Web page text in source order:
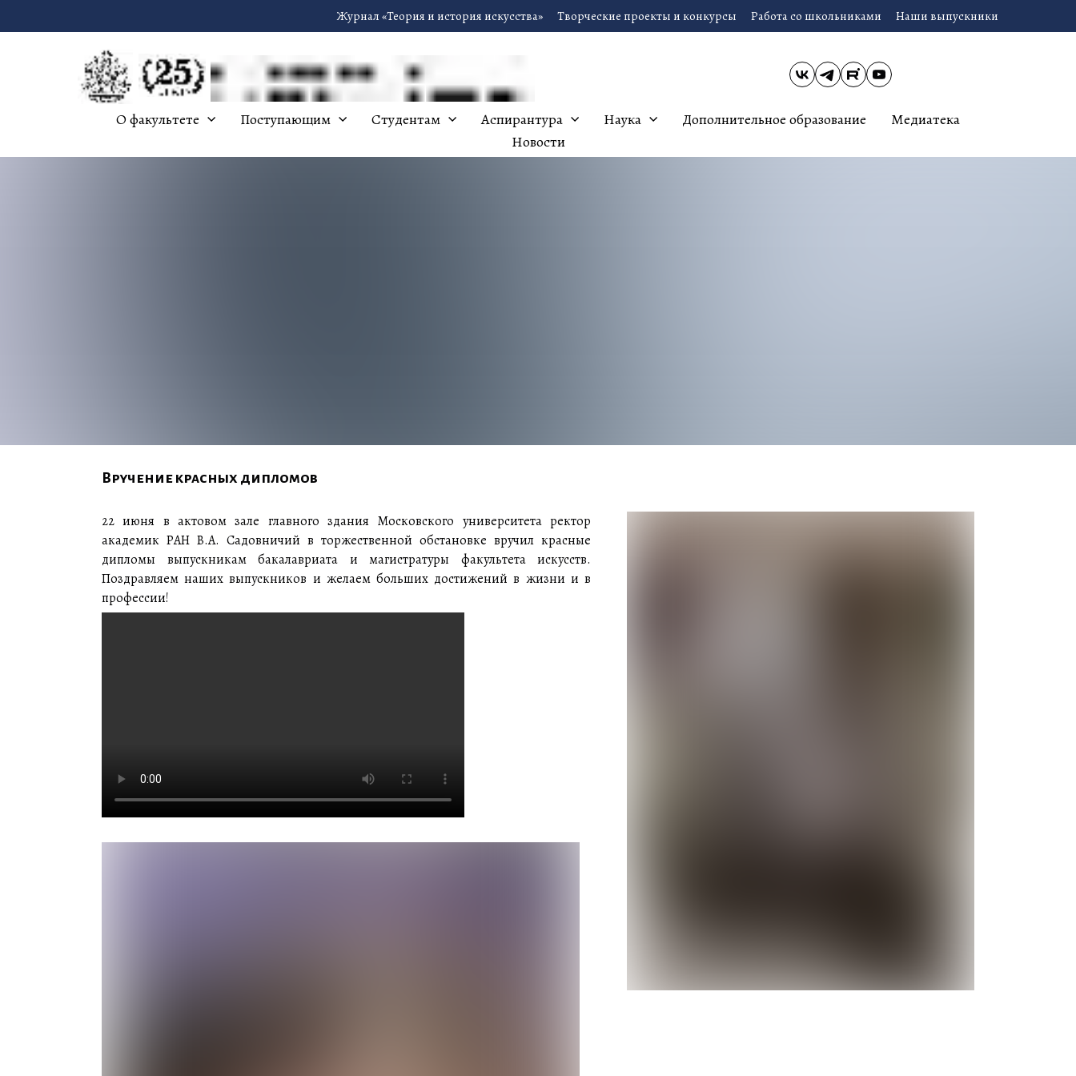
Журнал «Теория и история искусства» Творческие проекты и конкурсы Работа со школьниками Наши выпускники
О факультете Поступающим Студентам Аспирантура Наука Дополнительное образование
Медиатека
Новости
22 июня в актовом зале главного здания Московского университета ректор
академик РАН В.А. Садовничий в торжественной обстановке вручил красные
дипломы выпускникам бакалавриата и магистратуры факультета искусств.
Поздравляем наших выпускников и желаем больших достижений в жизни и в
профессии!
Вручение красных дипломов